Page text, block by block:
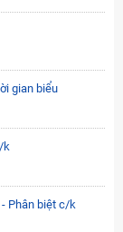
gian biểu
k
- Phân biệt c/k